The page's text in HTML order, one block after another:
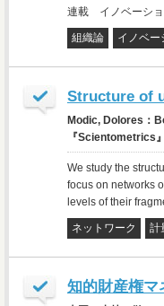
連載 イノベーショ
組織論 イノベー
Structure of
Modic, Dolores：
『Scientometrics
We study the
focus on networks
levels of their
ネットワーク 計
知的財産権マ